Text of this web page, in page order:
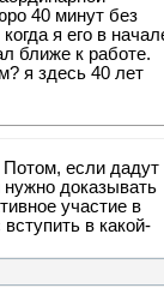
40 минут без
я его в
ближе к работе.
я здесь 40 лет
если дадут
доказывать
участие в
в какой-